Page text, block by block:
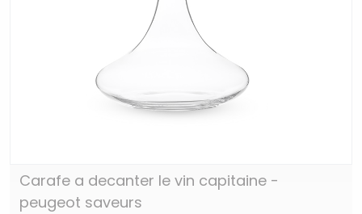
Carafe a decanter le vin capitaine -
peugeot saveurs